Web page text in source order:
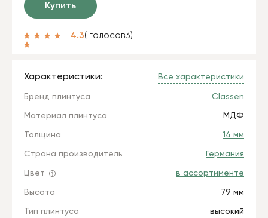
Купить
4.3( голосов3)
Характеристики: Все характеристики
Бренд плинтуса Classen
Материал плинтуса МДФ
Толщина 14 мм
Страна производитель Германия
Цвет в ассортименте
Высота 79 мм
Тип плинтуса высокий